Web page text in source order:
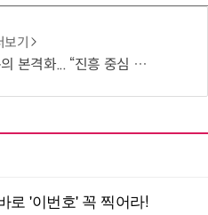
기
진흥 중심 전환 속 세부 보완 필요”